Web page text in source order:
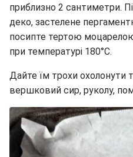
приблизно 2 сантиметри.
деко, застелене
посипте тертою
при температурі 180°C.
Дайте їм трохи охолонути
вершковий сир, руколу,